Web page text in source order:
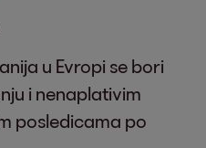
u Evropi se bori
i nenaplativim
posledicama po